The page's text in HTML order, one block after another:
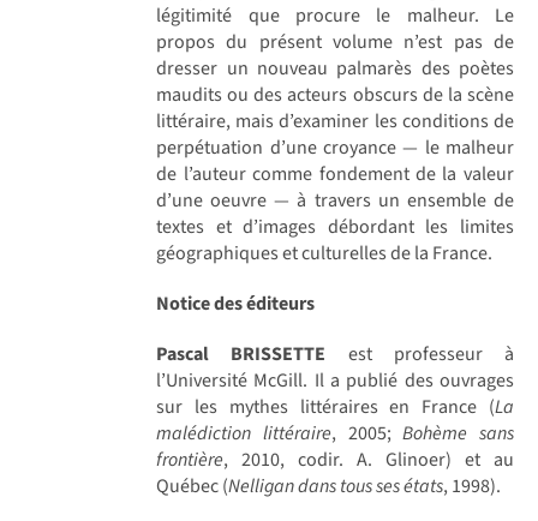
légitimité que procure le malheur. Le
propos du présent volume n’est pas de
dresser un nouveau palmarès des poètes
maudits ou des acteurs obscurs de la scène
littéraire, mais d’examiner les conditions de
perpétuation d’une croyance — le malheur
de l’auteur comme fondement de la valeur
d’une oeuvre — à travers un ensemble de
textes et d’images débordant les limites
géographiques et culturelles de la France.
Notice des éditeurs
Pascal BRISSETTE est professeur à
l’Université McGill. Il a publié des ouvrages
sur les mythes littéraires en France (La
malédiction littéraire, 2005;Bohème sans
frontière, 2010, codir. A. Glinoer) et au
Québec (Nelligan dans tous ses états, 1998).